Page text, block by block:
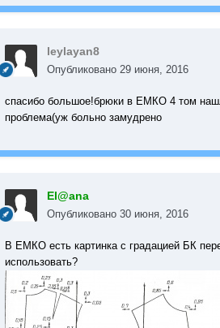
leylayan8
Опубликовано 29 июня, 2016
спасибо большое!брюки в ЕМКО 4 том
проблема(уж больно замудрено
El@ana
Опубликовано 30 июня, 2016
В ЕМКО есть картинка с градацией БК
использовать?